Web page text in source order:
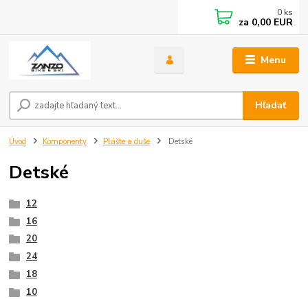
Menu
Hľadať
0 ks
za 0,00 EUR
Úvod Komponenty Plášte a duše Detské
Detské
12
16
20
24
18
10